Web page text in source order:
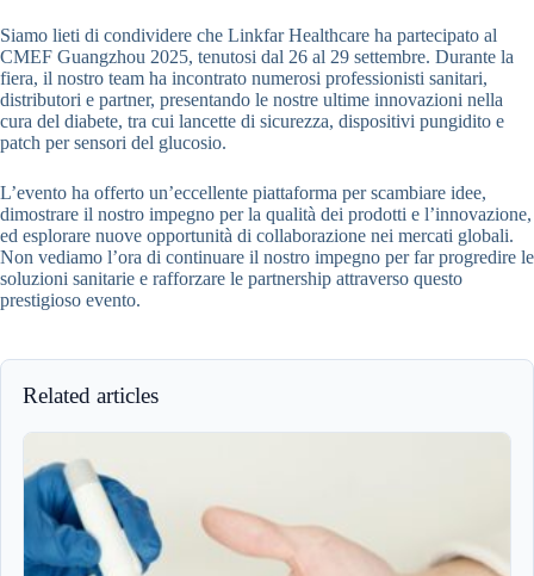
Siamo lieti di condividere che Linkfar Healthcare ha partecipato al
CMEF Guangzhou 2025, tenutosi dal 26 al 29 settembre. Durante la
fiera, il nostro team ha incontrato numerosi professionisti sanitari,
distributori e partner, presentando le nostre ultime innovazioni nella
cura del diabete, tra cui lancette di sicurezza, dispositivi pungidito e
patch per sensori del glucosio.
L’evento ha offerto un’eccellente piattaforma per scambiare idee,
dimostrare il nostro impegno per la qualità dei prodotti e l’innovazione,
ed esplorare nuove opportunità di collaborazione nei mercati globali.
Non vediamo l’ora di continuare il nostro impegno per far progredire le
soluzioni sanitarie e rafforzare le partnership attraverso questo
prestigioso evento.
Related articles